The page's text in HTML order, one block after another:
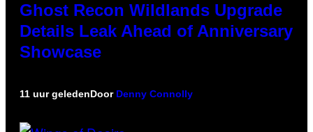
Ghost Recon Wildlands Upgrade
Details Leak Ahead of Anniversary
Showcase
11 uur geledenDoor Denny Connolly